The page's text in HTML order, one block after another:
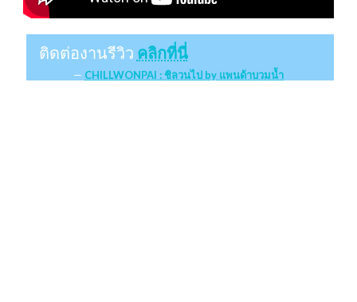
ติดต่องานรีวิว คลิกที่นี่
CHILLWONPAI : ชิลวนไป by แพนด้าบวมน้ำ